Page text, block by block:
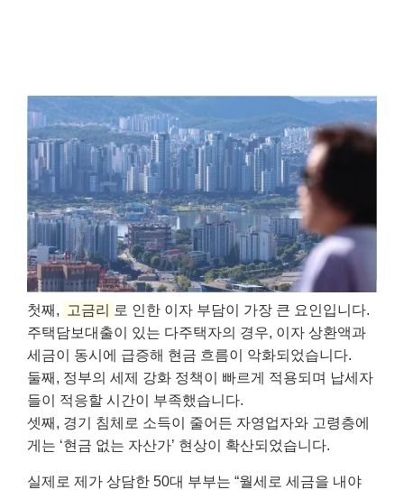
첫째, 고금리
로 인한 이자 부담이 가장 큰 요인입니다.
주택담보대출이 있는 다주택자의 경우, 이자 상환액과
세금이 동시에 급증해 현금 흐름이 악화되었습니다.
둘째, 정부의 세제 강화 정책이 빠르게 적용되며 납세자
들이 적응할 시간이 부족했습니다.
셋째, 경기 침체로 소득이 줄어든 자영업자와 고령층에
게는 ‘현금 없는 자산가’ 현상이 확산되었습니다.
실제로 제가 상담한 50대 부부는 “월세로 세금을 내야